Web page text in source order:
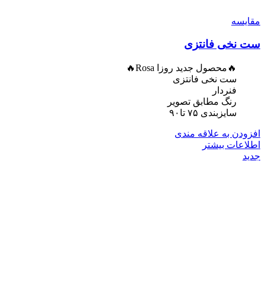
مقایسه
ست نخی فانتزی
🔥محصول جدید روزا Rosa🔥
ست نخی فانتزی
فنردار
رنگ مطابق تصویر
سایزبندی ۷۵ تا۹۰
افزودن به علاقه مندی
اطلاعات بیشتر
جدید